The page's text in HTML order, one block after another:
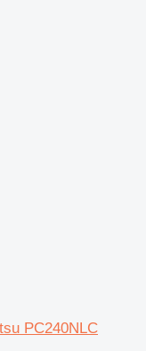
PC240NLC